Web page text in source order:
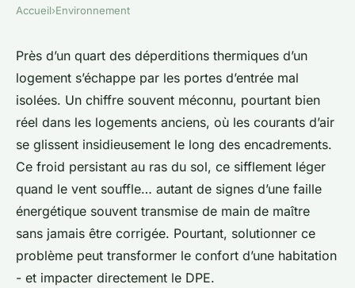
Top 5 des kits d'isolation pour
portes d'entrée contre le froid
Joséphine •06/05/2026 20:48•9 min de lecture
Accueil›Environnement
Près d’un quart des déperditions thermiques d’un
logement s’échappe par les portes d’entrée mal
isolées. Un chiffre souvent méconnu, pourtant bien
réel dans les logements anciens, où les courants d’air
se glissent insidieusement le long des encadrements.
Ce froid persistant au ras du sol, ce sifflement léger
quand le vent souffle… autant de signes d’une faille
énergétique souvent transmise de main de maître
sans jamais être corrigée. Pourtant, solutionner ce
problème peut transformer le confort d’une habitation
- et impacter directement le DPE.